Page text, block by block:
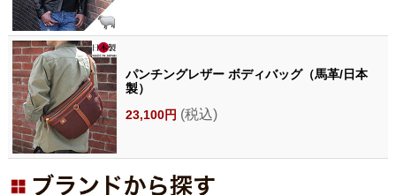
パンチングレザー ボディバッグ（馬革/日本
製）
23,100円 (税込)